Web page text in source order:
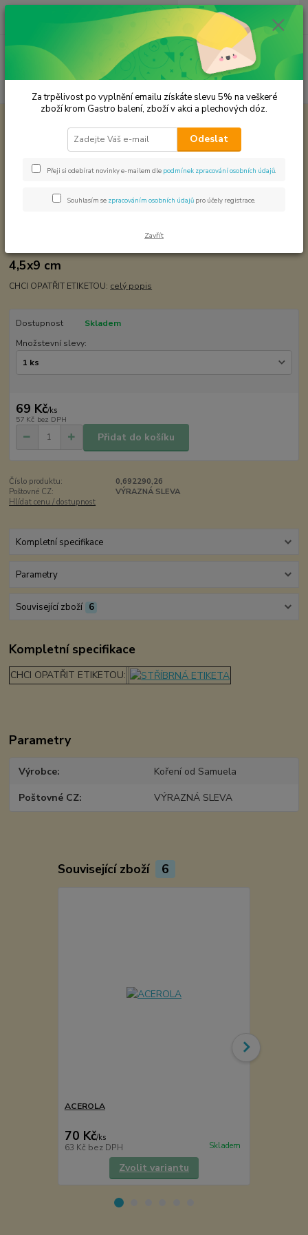
Menu
Hledat
ks
za 0,00 Kč
Kořenka s okénkem - 140 ml.
4,5x9 cm
CHCI OPATŘIT ETIKETOU: celý popis
Dostupnost
Skladem
Množstevní slevy:
69 Kč/ks
57 Kč bez DPH
Přidat do košíku
Číslo produktu:
0,692290,26
Poštovné CZ:
VÝRAZNÁ SLEVA
Hlídat cenu / dostupnost
Kompletní specifikace
Parametry
Související zboží 6
Kompletní specifikace
CHCI OPATŘIT ETIKETOU:
Parametry
Výrobce Koření od Samuela
Poštovné CZ VÝRAZNÁ SLEVA
Související zboží 6
ACEROLA
70 Kč/ks
63 Kč bez DPH Skladem
Zvolit variantu
Za trpělivost po vyplnění emailu získáte slevu 5% na veškeré
zboží krom Gastro balení, zboží v akci a plechových dóz.
Odeslat
Přeji si odebírat novinky e-mailem dle podmínek zpracování osobních údajů
Souhlasím se zpracováním osobních údajů pro účely registrace.
Zavřít